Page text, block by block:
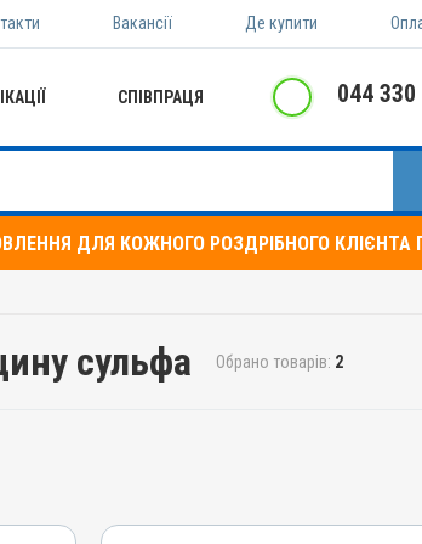
Вакансії Де купити
СПІВПРАЦЯ 044
ДЛЯ КОЖНОГО РОЗДРІБНОГО КЛІЄНТА
сульфа Обрано товарів: 2